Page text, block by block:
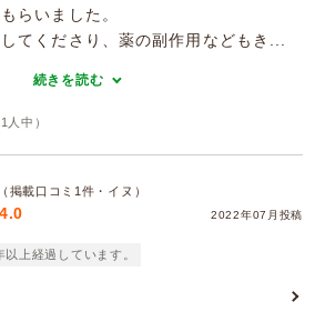
らいました。
てくださり、薬の副作用などもき...
続きを読む
1 人中）
掲載口コミ1件・イヌ）
2022年07月投稿
4.0
上経過しています。